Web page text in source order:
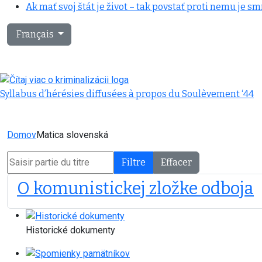
Ak mať svoj štát je život – tak povstať proti nemu je
Sélectionnez votre langue
Français
Syllabus d’hérésies diffusées à propos du Soulèvement ‘44
DomovMatica slovenská
Saisir partie du titre Filtre Effacer
O komunistickej zložke odboja
Historické dokumenty